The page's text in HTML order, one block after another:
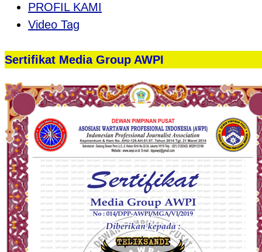
PROFIL KAMI
Video Tag
Sertifikat Media Group AWPI